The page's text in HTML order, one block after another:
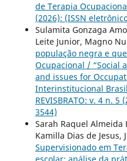
de Terapia
(2026): (ISSN
Sulamita Gonzaga
Leite Junior, Magno
população negra e
Ocupacional / “Social
and issues for
Interinstitucional
REVISBRATO: v. 4 n.
3544)
Sarah Raquel Almeida
Kamilla Dias de
Supervisionado em
escolar: análise da